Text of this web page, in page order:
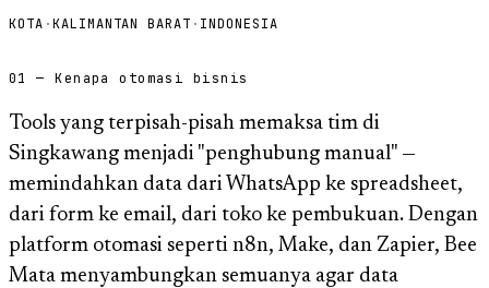
KOTA ·KALIMANTAN BARAT · INDONESIA
01 — Kenapa otomasi bisnis
Tools yang terpisah-pisah memaksa tim di
Singkawang menjadi "penghubung manual" —
memindahkan data dari WhatsApp ke spreadsheet,
dari form ke email, dari toko ke pembukuan. Dengan
platform otomasi seperti n8n, Make, dan Zapier, Bee
Mata menyambungkan semuanya agar data